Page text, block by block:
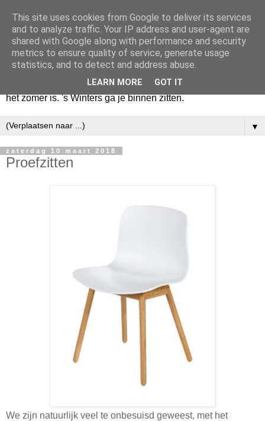
Huize Zeezicht
Als het lente is, lees ik een krant op een terras en drink een
latte uit een glas. Of om het even een boek met een
cappuccino of een dubbele espresso. Maar dat kan ook als
het zomer is. 's Winters ga je binnen zitten.
▼
zaterdag 10 maart 2018
Proefzitten
We zijn natuurlijk veel te onbesuisd geweest, met het
This site uses cookies from Google to deliver its services
and to analyze traffic. Your IP address and user-agent are
shared with Google along with performance and security
metrics to ensure quality of service, generate usage
statistics, and to detect and address abuse.
LEARN MORE GOT IT